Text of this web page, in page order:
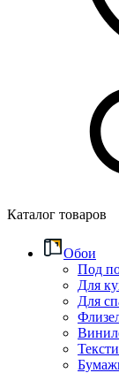
Каталог товаров
Обои
Под
Для
Для